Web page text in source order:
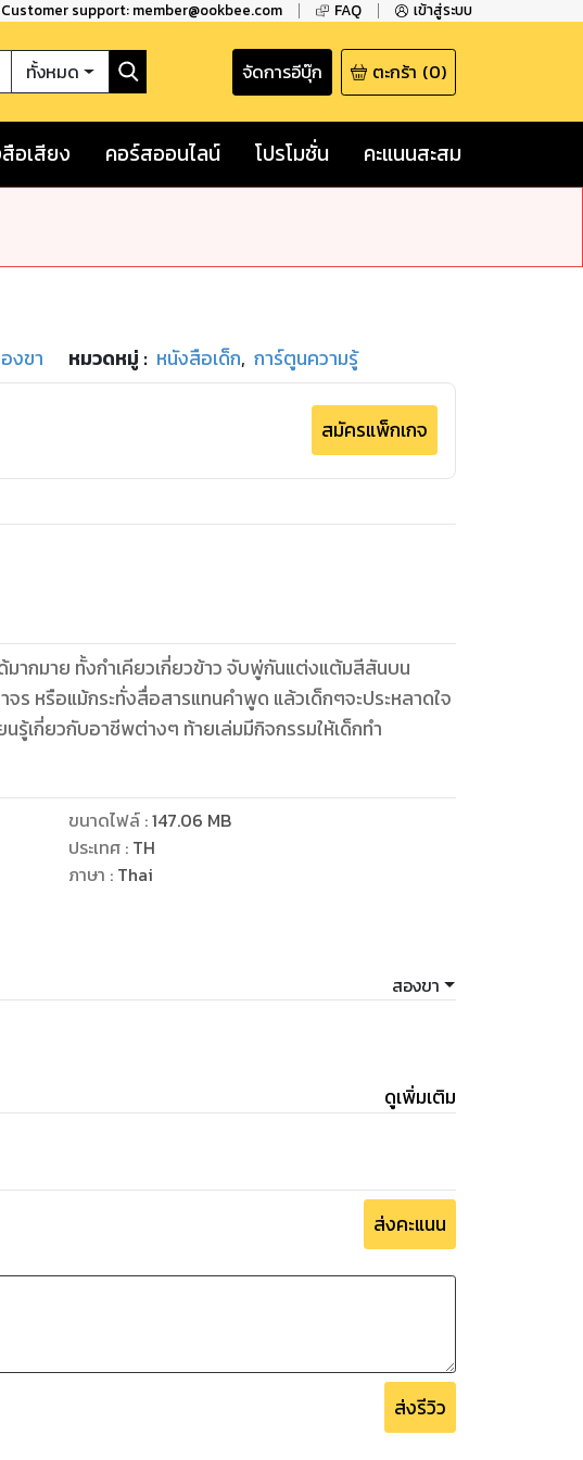
Customer support: member@ookbee.com FAQ เข้าสู่ระบบ
ทั้งหมด จัดการอีบุ๊ก ตะกร้า (0)
อเสียง คอร์สออนไลน์ โปรโมชั่น คะแนนสะสม
งขา หมวดหมู่ : หนังสือเด็ก, การ์ตูนความรู้
สมัครแพ็กเกจ
มากมาย ทั้งกำเคียวเกี่ยวข้าว จับพู่กันแต่งแต้มสีสันบน
หรือแม้กระทั่งสื่อสารแทนคำพูด แล้วเด็กๆจะประหลาดใจ
นรู้เกี่ยวกับอาชีพต่างๆ ท้ายเล่มมีกิจกรรมให้เด็กทำ
ขนาดไฟล์:147.06 MB
ประเทศ : TH
ภาษา : Thai
สองขา
ดูเพิ่มเติม
ส่งคะแนน
ส่งรีวิว